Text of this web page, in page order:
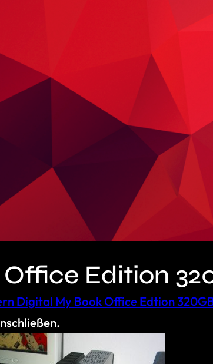
Edition
Digital My Book Office Edtion